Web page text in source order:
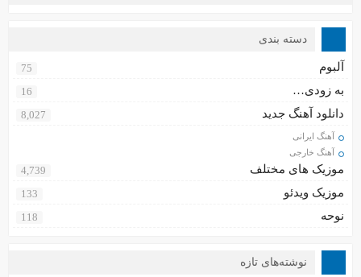
دسته بندی
آلبوم 75
به زودی… 16
دانلود آهنگ جدید 8,027
آهنگ ایرانی
آهنگ خارجی
موزیک های مختلف 4,739
موزیک ویدئو 133
نوحه 118
نوشته‌های تازه